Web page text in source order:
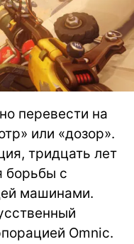
перевести на
или «дозор».
тридцать лет
борьбы с
машинами.
Omnic.